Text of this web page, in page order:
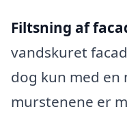
Filtsning af
vandskuret
dog kun med
murstenene er